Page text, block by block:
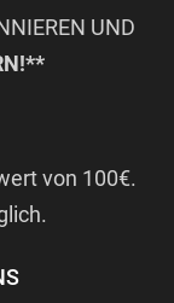
UND
von 100€.